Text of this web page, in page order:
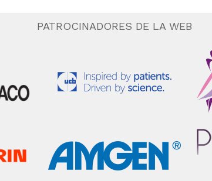
PATROCINADORES DE LA WEB